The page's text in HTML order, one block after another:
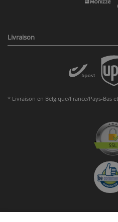
Livraison
* Livraison en Belgique/France/Pays-Bas